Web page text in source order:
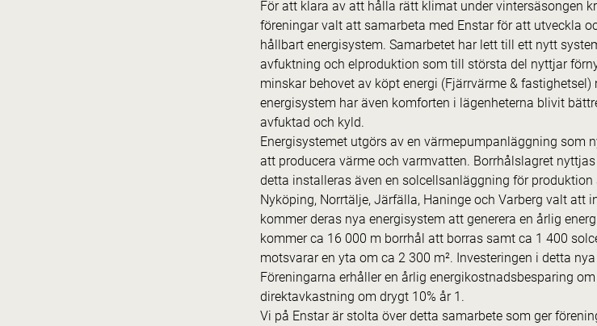
För att klara av att hålla rätt klimat under vintersäsongen
föreningar valt att samarbeta med Enstar för att utveckla
hållbart energisystem. Samarbetet har lett till ett nytt
avfuktning och elproduktion som till största del nyttjar
minskar behovet av köpt energi (Fjärrvärme &
energisystem har även komforten i lägenheterna blivit
avfuktad och kyld.
Energisystemet utgörs av en värmepumpanläggning som
att producera värme och varmvatten. Borrhålslagret
detta installeras även en solcellsanläggning för produktion
Nyköping, Norrtälje, Järfälla, Haninge och Varberg valt att
kommer deras nya energisystem att generera en årlig
kommer ca 16 000 m borrhål att borras samt ca 1 400
motsvarar en yta om ca 2 300 m². Investeringen i detta
Föreningarna erhåller en årlig energikostnadsbesparing
direktavkastning om drygt 10% år 1.
Vi på Enstar är stolta över detta samarbete som ger